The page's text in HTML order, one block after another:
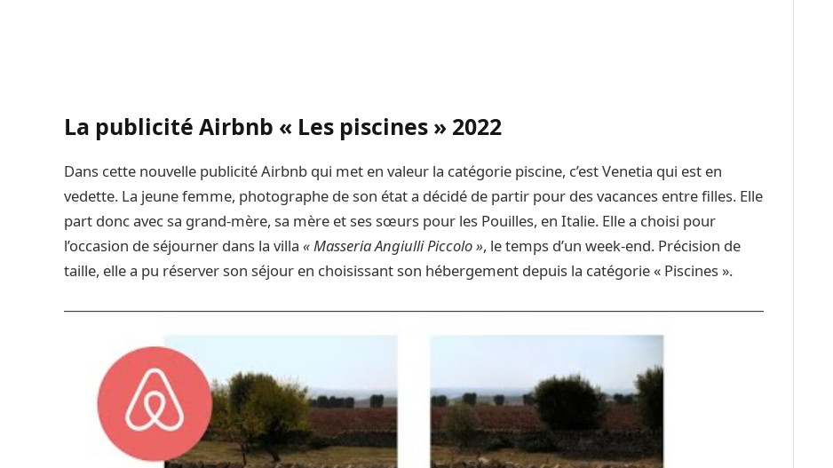
La publicité Airbnb « Les piscines » 2022
Dans cette nouvelle publicité Airbnb qui met en valeur la catégorie piscine, c’est Venetia qui est en
vedette. La jeune femme, photographe de son état a décidé de partir pour des vacances entre filles. Elle
part donc avec sa grand-mère, sa mère et ses sœurs pour les Pouilles, en Italie. Elle a choisi pour
l’occasion de séjourner dans la villa « Masseria Angiulli Piccolo », le temps d’un week-end. Précision de
taille, elle a pu réserver son séjour en choisissant son hébergement depuis la catégorie « Piscines ».